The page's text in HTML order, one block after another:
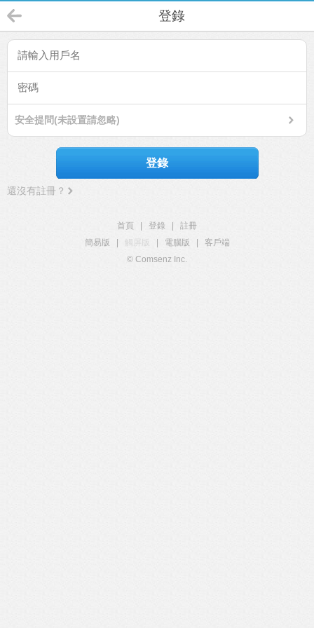
登錄
安全提問(未設置請忽略)
登錄
還沒有註冊？
首頁 登錄
註冊
簡易版
觸屏版 電腦版
客戶端
© Comsenz Inc.